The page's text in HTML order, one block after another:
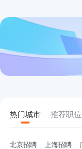
热门城市 推荐职位
北京招聘 上海招聘